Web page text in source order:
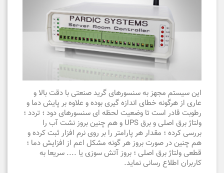
این سیستم مجهز به سنسورهای گرید صنعتی با دقت بالا و
عاری از هرگونه خطای اندازه گیری بوده و علاوه بر پایش دما و
رطوبت قادر است تا وضعیت لحظه ای سنسورهای دود ؛ تردد ؛
ولتاژ برق اصلی و برق UPS و هم چنین بروز نشت آب را
بررسی کرده ؛ مقدار هر پارامتر را بر روی نرم افزار ثبت کرده و
هم چنین در صورت بروز هر گونه مشکل اعم از افزایش دما ؛
قطعی ولتاژ برق اصلی ؛ بروز آتش سوزی یا .... سریعا به
کاربران اطلاع رسانی نماید.